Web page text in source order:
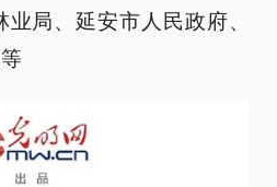
业局、延安市人民政府、